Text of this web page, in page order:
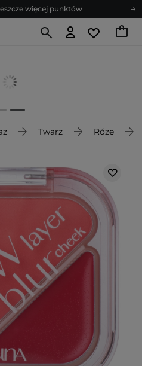
więcej punktów
pełen porad
więcej punktów
Twarz Róże